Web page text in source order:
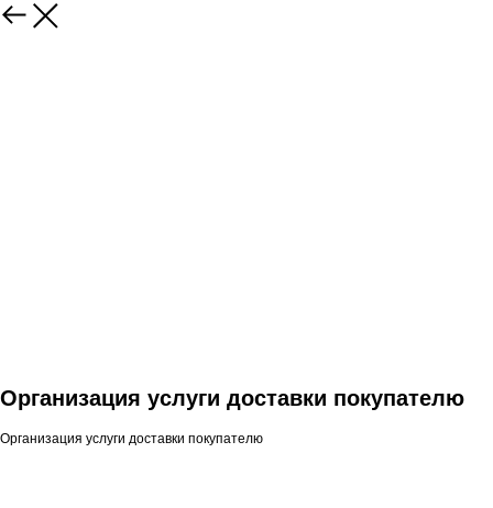
Организация услуги доставки покупателю
Организация услуги доставки покупателю